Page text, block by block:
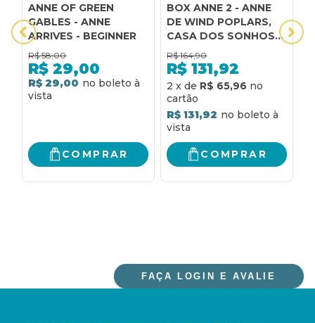
ANNE OF GREEN
GABLES - ANNE
ARRIVES - BEGINNER
R$ 58,00
R$ 29,00
R$ 29,00
COMPRAR
BOX ANNE 2 - ANNE
DE WIND POPLARS,
CASA DOS SONHOS
DA ANNE E ANNE DE
INGLESIDE - (TEXTO
INTEGRAL -
CLÁSSICOS
AUTÊNTICA)
R$ 164,90
R$ 131,92
2 x de R$ 65,96
R$ 131,92
COMPRAR
FAÇA LOGIN E AVALIE